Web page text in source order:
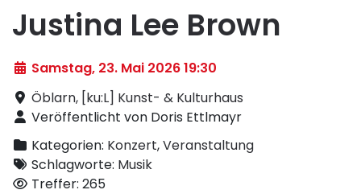
Justina Lee Brown
Samstag, 23. Mai 2026 19:30
Öblarn, [ku:L] Kunst- & Kulturhaus
Veröffentlicht von Doris Ettlmayr
Kategorien: Konzert,Veranstaltung
Schlagworte: Musik
Treffer: 265